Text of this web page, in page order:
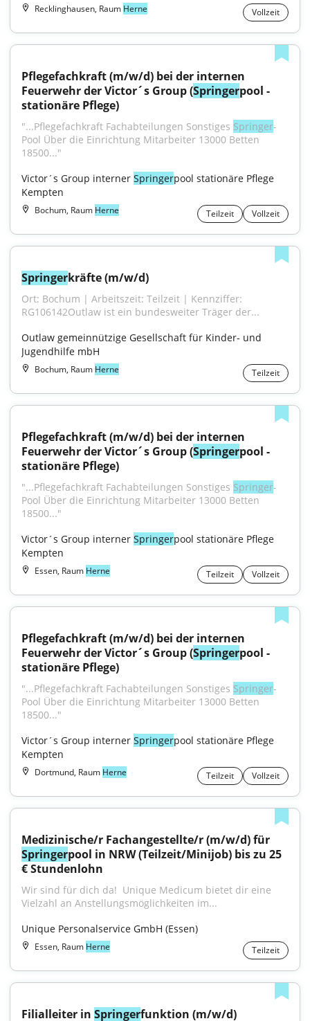
Recklinghausen, Raum Herne Vollzeit
Pflegefachkraft (m/w/d) bei der internen
Feuerwehr der Victor´s Group (Springerpool -
stationäre Pflege)
"...Pflegefachkraft Fachabteilungen Sonstiges Springer-
Pool Über die Einrichtung Mitarbeiter 13000 Betten
18500..."
Victor´s Group interner Springerpool stationäre Pflege
Kempten
Bochum, Raum Herne Teilzeit Vollzeit
Springerkräfte (m/w/d)
Ort: Bochum | Arbeitszeit: Teilzeit | Kennziffer:
RG106142Outlaw ist ein bundesweiter Träger der...
Outlaw gemeinnützige Gesellschaft für Kinder- und
Jugendhilfe mbH
Bochum, Raum Herne Teilzeit
Pflegefachkraft (m/w/d) bei der internen
Feuerwehr der Victor´s Group (Springerpool -
stationäre Pflege)
"...Pflegefachkraft Fachabteilungen Sonstiges Springer-
Pool Über die Einrichtung Mitarbeiter 13000 Betten
18500..."
Victor´s Group interner Springerpool stationäre Pflege
Kempten
Essen, Raum Herne Teilzeit Vollzeit
Pflegefachkraft (m/w/d) bei der internen
Feuerwehr der Victor´s Group (Springerpool -
stationäre Pflege)
"...Pflegefachkraft Fachabteilungen Sonstiges Springer-
Pool Über die Einrichtung Mitarbeiter 13000 Betten
18500..."
Victor´s Group interner Springerpool stationäre Pflege
Kempten
Dortmund, Raum Herne Teilzeit Vollzeit
Springerpool in NRW (Teilzeit/Minijob) bis zu 25
€ Stundenlohn
Wir sind für dich da! ​ Unique Medicum bietet dir eine
Vielzahl an Anstellungsmöglichkeiten im...
Unique Personalservice GmbH (Essen)
Essen, Raum Herne Teilzeit
Filialleiter in Springerfunktion (m/w/d)